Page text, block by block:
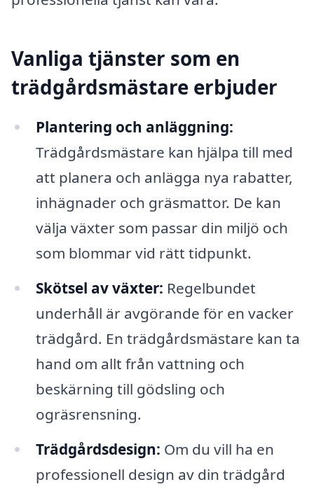
Vanliga tjänster som en
trädgårdsmästare erbjuder
Plantering och anläggning:
Trädgårdsmästare kan hjälpa till med
att planera och anlägga nya rabatter,
inhägnader och gräsmattor. De kan
välja växter som passar din miljö och
som blommar vid rätt tidpunkt.
Skötsel av växter: Regelbundet
underhåll är avgörande för en vacker
trädgård. En trädgårdsmästare kan ta
hand om allt från vattning och
beskärning till gödsling och
ogräsrensning.
Trädgårdsdesign: Om du vill ha en
professionell design av din trädgård